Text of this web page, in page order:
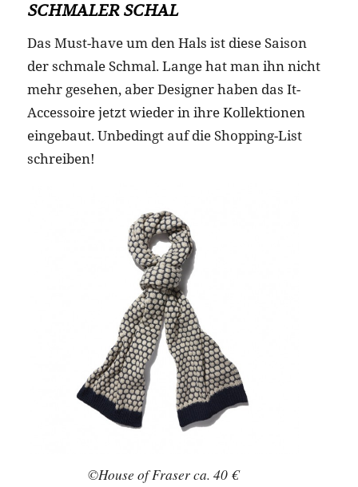
SCHMALER SCHAL
Das Must-have um den Hals ist diese Saison
der schmale Schmal. Lange hat man ihn nicht
mehr gesehen, aber Designer haben das It-
Accessoire jetzt wieder in ihre Kollektionen
eingebaut. Unbedingt auf die Shopping-List
schreiben!
©House of Fraser ca. 40 €